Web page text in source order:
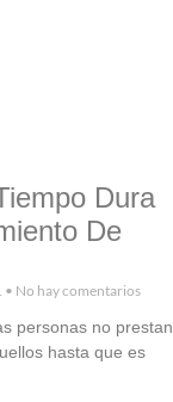
Dura
De
No hay comentarios
personas no prestan
hasta que es